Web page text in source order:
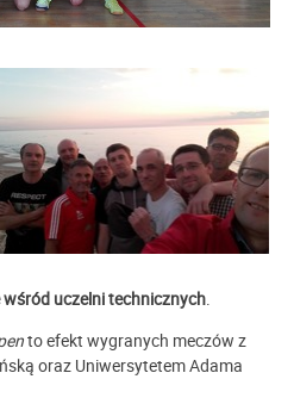
wśród uczelni technicznych.
to efekt wygranych meczów z
oraz Uniwersytetem Adama